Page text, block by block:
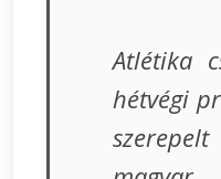
Atlétika
hétvégi